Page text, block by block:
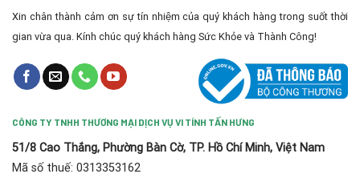
Xin chân thành cảm ơn sự tín nhiệm của quý khách hàng trong suốt thời
gian vừa qua. Kính chúc quý khách hàng Sức Khỏe và Thành Công!
CÔNG TY TNHH THƯƠNG MẠI DỊCH VỤ VI TÍNH TẤN HƯNG
51/8 Cao Thắng, Phường Bàn Cờ, TP. Hồ Chí Minh, Việt Nam
Mã số thuế: 0313353162